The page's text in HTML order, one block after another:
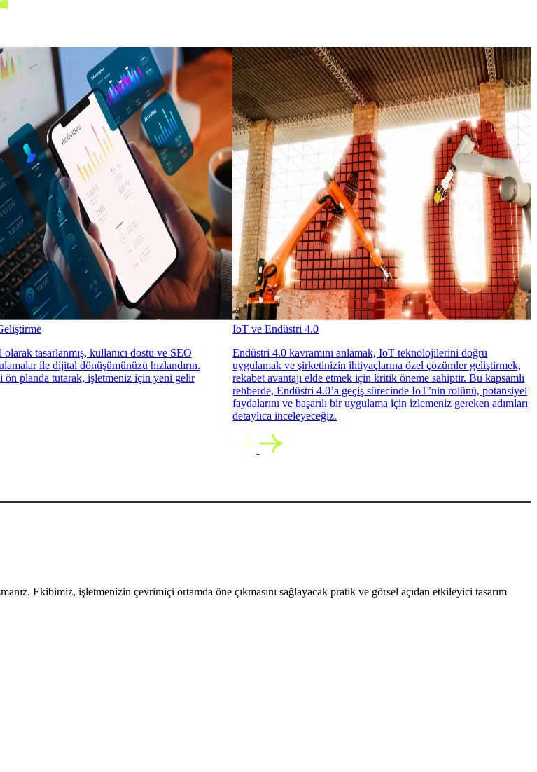
tasarlanmış, kullanıcı dostu ve SEO
ile dijital dönüşümünüzü hızlandırın.
ön planda tutarak, işletmeniz için yeni gelir
IoT ve Endüstri 4.0
Endüstri 4.0 kavramını anlamak, IoT teknolojilerini doğru
uygulamak ve şirketinizin ihtiyaçlarına özel çözümler geliştirmek,
rekabet avantajı elde etmek için kritik öneme sahiptir. Bu kapsamlı
rehberde, Endüstri 4.0’a geçiş sürecinde IoT’nin rolünü, potansiyel
faydalarını ve başarılı bir uygulama için izlemeniz gereken adımları
detaylıca inceleyeceğiz.
Ekibimiz, işletmenizin çevrimiçi ortamda öne çıkmasını sağlayacak pratik ve görsel açıdan etkileyici tasarım